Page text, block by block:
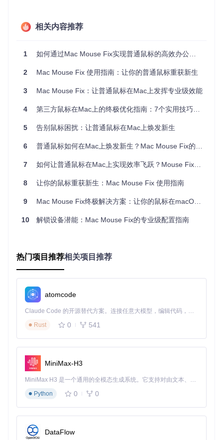
应用快捷键或自定义操作，让每个按键都发挥实际作用。
感"，这是因为macOS采用的平滑滚动算法与Windows截然不
种技术方案解决这一问题：
办公场景案例：文案编辑小李需要频繁在长文档中上下滚动查
效率。启用工具的"自然滚动曲线"后，滚动速度根据力度智能
实现滚动速度与滚轮物理转动的非线性映射
her.swift中实现的算法补充中间帧，使视觉滚动更连贯
3级场景配置体系解决多应用操作差异问题
不同软件对鼠标操作的需求差异显著：浏览器需要便捷的前进
应对这种复杂性：
开发场景案例：全栈开发者老王需要在Xcode、浏览器和终端
间频繁切换。通过工具的应用专属配置功能，他实现了：在Xc
ode中侧键映射为代码注释/取消注释，在Chrome中映射为前
进/后退，在终端中则变为复制/粘贴，无需记忆复杂键盘快捷
配置系统通过Shared/Config/ReactiveConfig.swift模块实现，
支持全局默认配置、应用专属配置和临时场景配置的快速切
换，满足从基础办公到专业创作的全场景需求。
当你在Mac上连接新鼠标却发现功能残缺时，当你因滚动卡顿
影响文档阅读效率时，当你需要在不同软件间频繁切换操作方
式时，Mac Mouse Fix提供了轻量化解决方案。只需通过简单
三步即可完成配置：克隆仓库
相关内容推荐
1 如何通过Mac Mouse Fix实现普通鼠标的高效办公体验
2 Mac Mouse Fix 使用指南：让你的普通鼠标重获新生
3 Mac Mouse Fix：让普通鼠标在Mac上发挥专业级效能
4 第三方鼠标在Mac上的终极优化指南：7个实用技巧让你的鼠标焕发新生
5 告别鼠标困扰：让普通鼠标在Mac上焕发新生
6 普通鼠标如何在Mac上焕发新生？Mac Mouse Fix的全面解决方案
7 如何让普通鼠标在Mac上实现效率飞跃？Mouse Fix全攻略
8 让你的鼠标重获新生：Mac Mouse Fix 使用指南
9 Mac Mouse Fix终极解决方案：让你的鼠标在macOS上焕发专业级体验
10 解锁设备潜能：Mac Mouse Fix的专业级配置指南
热门项目推荐相关项目推荐
atomcode
Claude Code 的开源替代方案。连接任意大模型，编辑代码，运行命令，自动验证 — 全自动执行。用 Rust 构建，极致性能。 ｜ An open-source alternative to Claude Code. Connect any LLM, edit code, run commands, and verify changes — autonomously. Built in Rust for speed. Get Started
Rust
0 541
MiniMax-H3
MiniMax H3 是一个通用的全模态生成系统。它支持对由文本、图像、视频和音频组成的多模态上下文进行统一理解，并能生成分辨率高达 2K、时长可达 15 秒的带原生立体声音频的视频。得益于面向任务泛化的系统设计，H3 在预训练阶段就已具备广泛的多模态上下文理解与生成能力，能够出色地执行复杂的多模态指令。
Python
0 0
DataFlow